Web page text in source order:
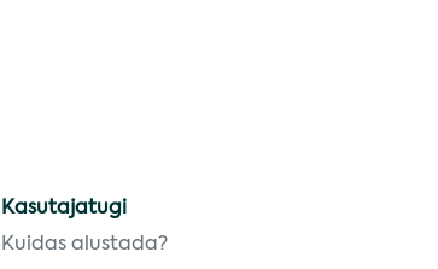
Kasutajatugi
Kuidas alustada?